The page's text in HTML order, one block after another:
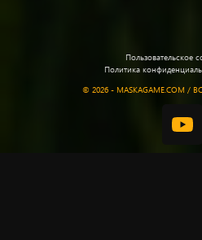
Пользовательское
Политика
© 2026 - MASKAGAME.COM